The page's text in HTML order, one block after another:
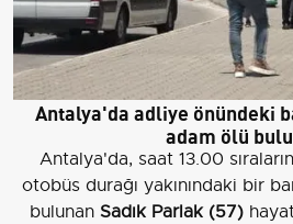
Antalya'da adliye önündeki
adam ölü
Antalya'da, saat 13.00
otobüs durağı yakınındaki bir
bulunan Sadık Parlak (57)